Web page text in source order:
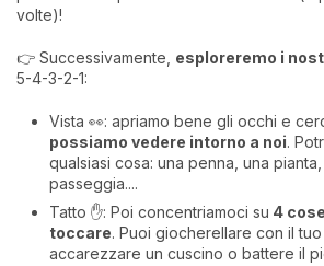
volte)!
👉 Successivamente, esploreremo i
5-4-3-2-1:
Vista 👀: apriamo bene gli occhi e
possiamo vedere intorno a noi.
qualsiasi cosa: una penna, una
passeggia....
Tatto ✋: Poi concentriamoci su 4
toccare. Puoi giocherellare con il tuo
accarezzare un cuscino o battere il